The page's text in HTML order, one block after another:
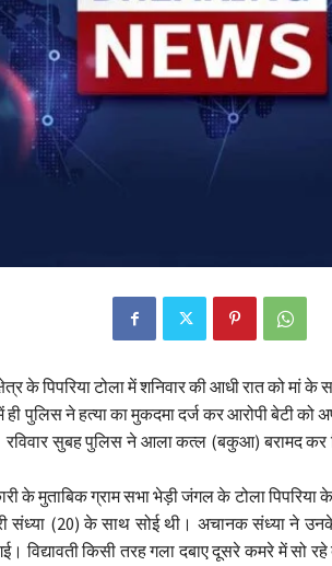
के पिपरिया टोला में शनिवार की आधी रात को मां के
ही पुलिस ने हत्या का मुकदमा दर्ज कर आरोपी बेटी
रविवार सुबह पुलिस ने आला कत्ल (बकुआ) बरामद कर
के मुताबिक ग्राम सभा भेड़ी जंगल के टोला पिपरिया
संध्या (20) के साथ सोई थी। अचानक संध्या ने
विद्यावती किसी तरह गला दबाए दूसरे कमरे में सो